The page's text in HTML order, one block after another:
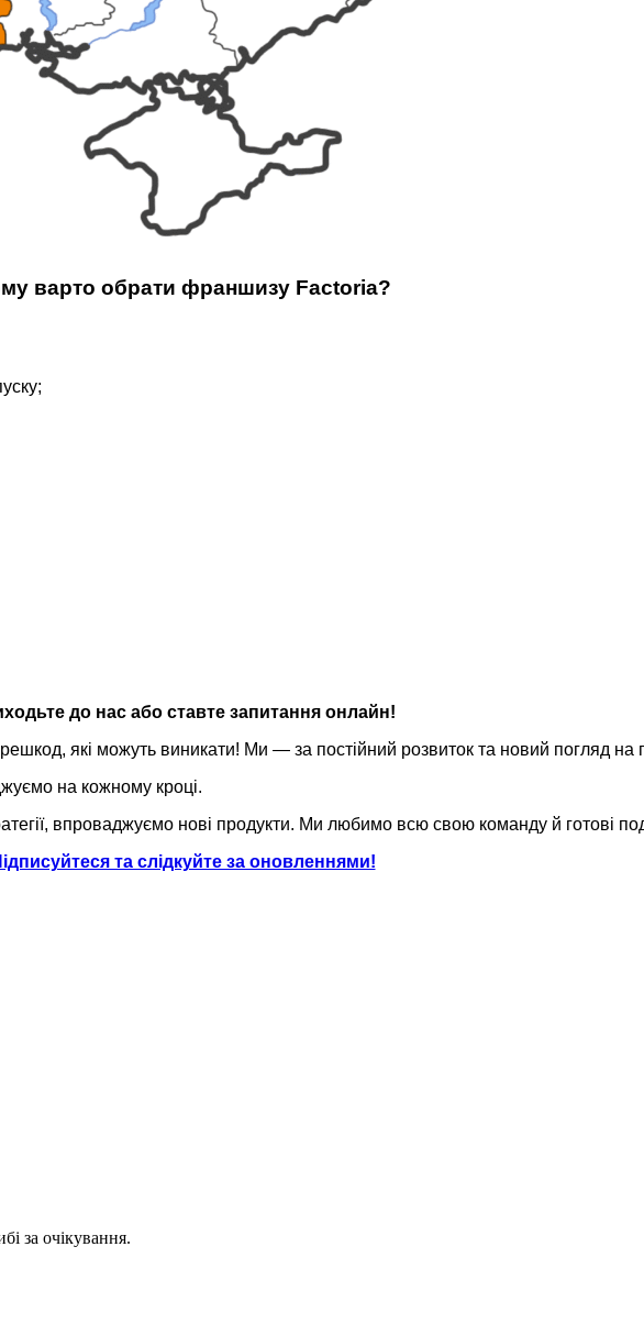
варто обрати франшизу Factoria?
до нас або ставте запитання онлайн!
які можуть виникати! Ми — за постійний розвиток та новий погляд на
на кожному кроці.
впроваджуємо нові продукти. Ми любимо всю свою команду й готові
та слідкуйте за оновленнями!
за очікування.